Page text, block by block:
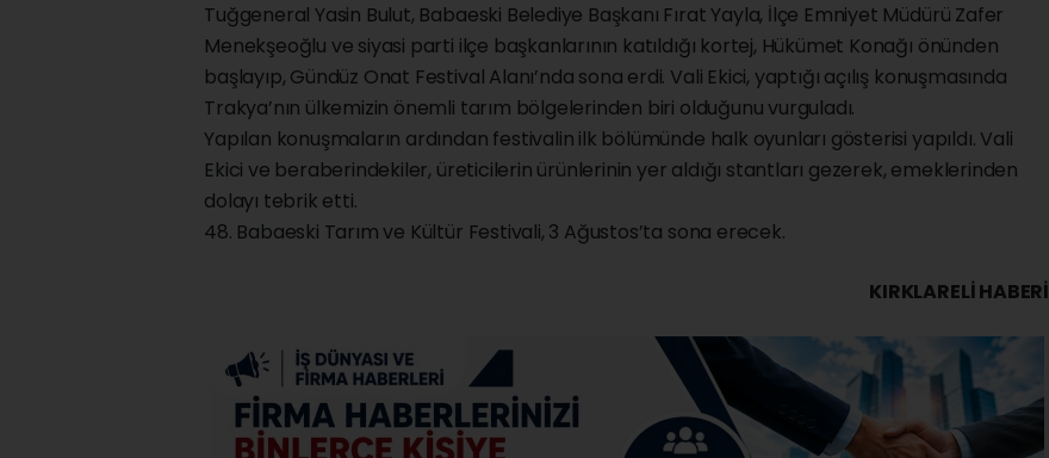
Tuğgeneral Yasin Bulut, Babaeski Belediye Başkanı Fırat Yayla, İlçe Emniyet Müdürü Zafer
Menekşeoğlu ve siyasi parti ilçe başkanlarının katıldığı kortej, Hükümet Konağı önünden
başlayıp, Gündüz Onat Festival Alanı’nda sona erdi. Vali Ekici, yaptığı açılış konuşmasında
Trakya’nın ülkemizin önemli tarım bölgelerinden biri olduğunu vurguladı.
Yapılan konuşmaların ardından festivalin ilk bölümünde halk oyunları gösterisi yapıldı. Vali
Ekici ve beraberindekiler, üreticilerin ürünlerinin yer aldığı stantları gezerek, emeklerinden
dolayı tebrik etti.
48. Babaeski Tarım ve Kültür Festivali, 3 Ağustos’ta sona erecek.
KIRKLARELI HABERİ